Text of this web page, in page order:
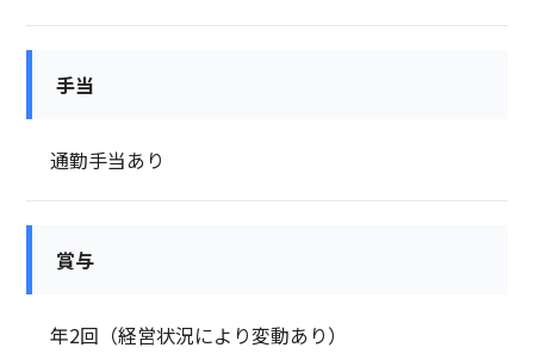
手当
通勤手当あり
賞与
年2回（経営状況により変動あり）